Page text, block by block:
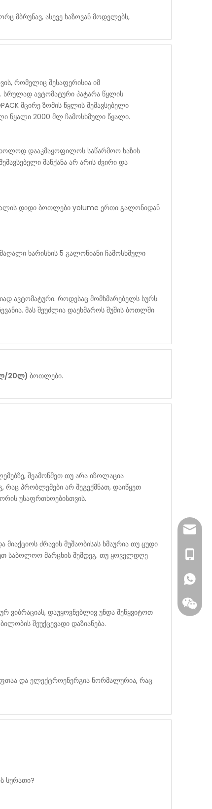
მბრუნავ, ასევე ხაზოვან მოდელებს,
რომელიც შესაფერისია იმ
სრულად ავტომატური პატარა წყლის
მცირე ზომის წყლის შემავსებელი
წყალი 2000 მლ ჩამოსხმული წყალი.
დააკმაყოფილოს საწარმოო ხაზის
მანქანა არ არის ძვირი და
დიდი ბოთლები yolume ერთი გალონიდან
ხარისხის 5 გალონიანი ჩამოსხმული
ავტომატური. როდესაც მომხმარებელს სურს
მას შეუძლია დაეხმაროს შუშის ბოთლში
20ლ) ბოთლები.
შეამოწმეთ თუ არა იზოლაცია
რაც პრობლემები არ შეგექმნათ, დაიწყეთ
უსაფრთხოებისთვის.
ძრავის მუშაობისას ხმაურია თუ ცუდი
საბოლოო მარცხის შემდეგ. თუ ყოველდღე
ვიბრაციას, დაუყოვნებლივ უნდა შეწყვიტოთ
შეუქცევადი დაზიანება.
და ელექტროენერგია ნორმალურია, რაც
სურათი?